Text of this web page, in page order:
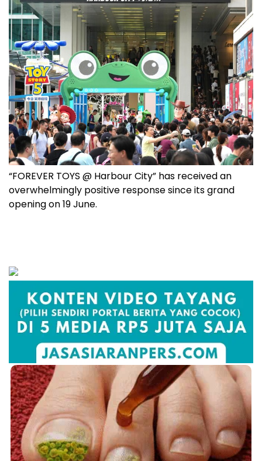
“FOREVER TOYS @ Harbour City” has received an
overwhelmingly positive response since its grand
opening on 19 June.